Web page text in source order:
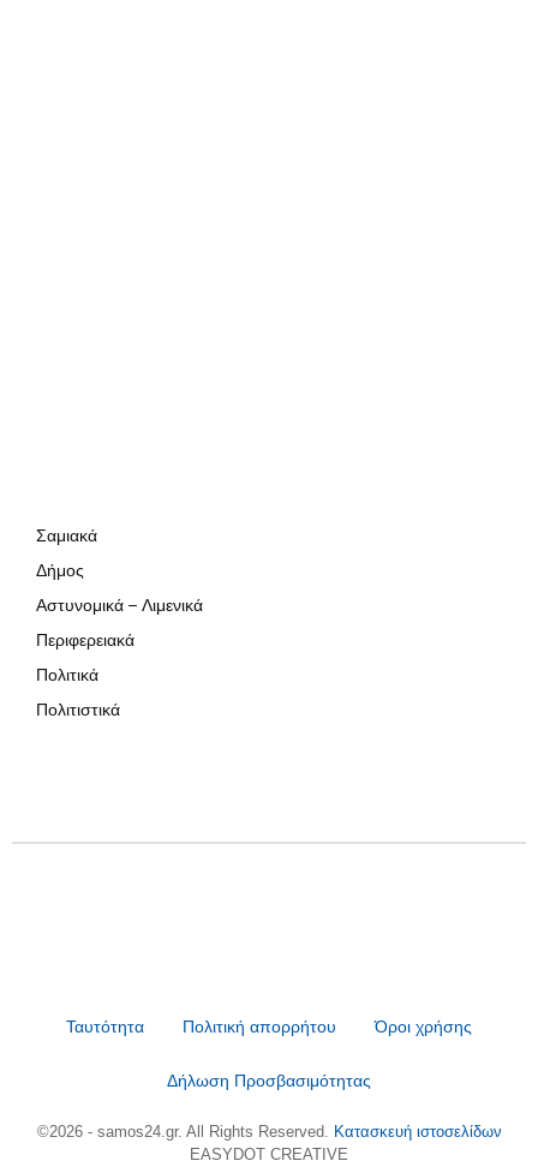
Σαμιακά
Δήμος
Αστυνομικά – Λιμενικά
Περιφερειακά
Πολιτικά
Πολιτιστικά
Ταυτότητα Πολιτική απορρήτου Όροι χρήσης
Δήλωση Προσβασιμότητας
©2026 - samos24.gr. All Rights Reserved. Κατασκευή ιστοσελίδων
EASYDOT CREATIVE